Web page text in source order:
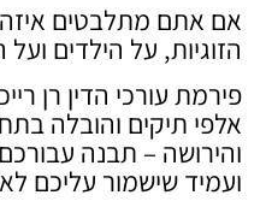
אם אתם מתלבטים
הזוגיות, על הילדים
אלפי תיקים והובלה
והירושה – תבנה
ועמיד שישמור עליכם